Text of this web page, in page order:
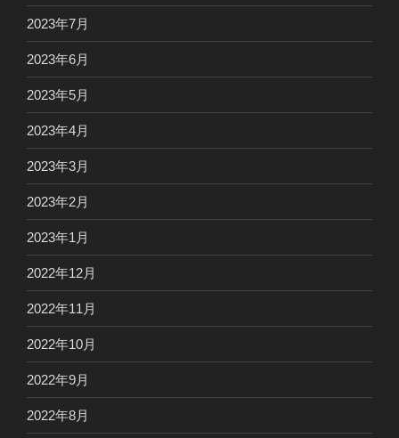
2023年7月
2023年6月
2023年5月
2023年4月
2023年3月
2023年2月
2023年1月
2022年12月
2022年11月
2022年10月
2022年9月
2022年8月